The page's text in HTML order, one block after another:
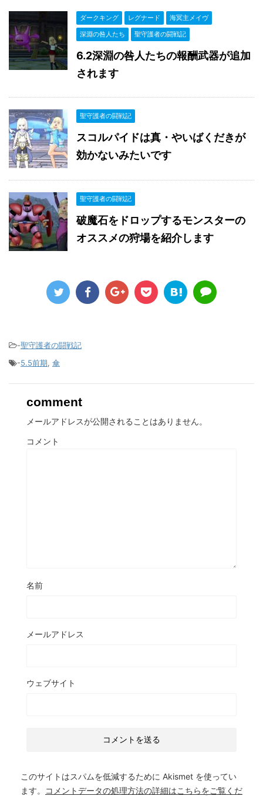
ダークキング レグナード
海冥主メイヴ
深淵の咎人たち
聖守護者の闘戦記
6.2深淵の咎人たちの報酬武器が追加
されます
聖守護者の闘戦記
スコルパイドは真・やいばくだきが
効かないみたいです
聖守護者の闘戦記
破魔石をドロップするモンスターの
オススメの狩場を紹介します
-聖守護者の闘戦記
-5.5前期, 傘
comment
メールアドレスが公開されることはありません。
コメント
名前
メールアドレス
ウェブサイト
このサイトはスパムを低減するために Akismet を使ってい
ます。
コメントデータの処理方法の詳細はこちらをご覧くだ